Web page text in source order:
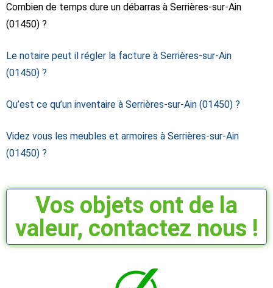
Combien de temps dure un débarras à Serrières-sur-Ain
(01450) ?
Le notaire peut il régler la facture à Serrières-sur-Ain
(01450) ?
Qu’est ce qu’un inventaire à Serrières-sur-Ain (01450) ?
Videz vous les meubles et armoires à Serrières-sur-Ain
(01450) ?
Vos objets ont de la
valeur, contactez nous !